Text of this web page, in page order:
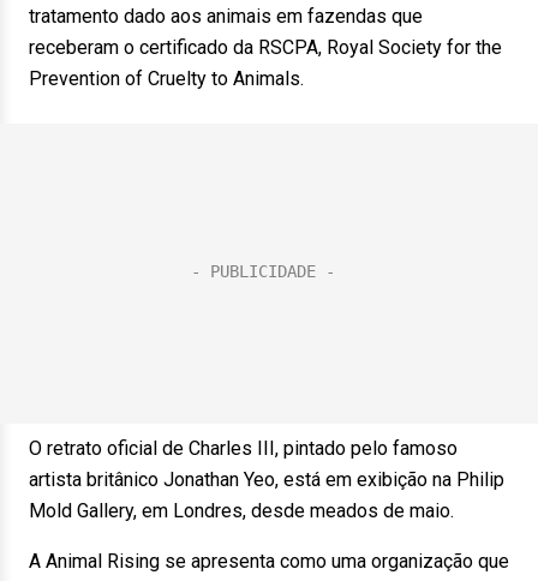
tratamento dado aos animais em fazendas que
receberam o certificado da RSCPA, Royal Society for the
Prevention of Cruelty to Animals.
O retrato oficial de Charles III, pintado pelo famoso
artista britânico Jonathan Yeo, está em exibição na Philip
Mold Gallery, em Londres, desde meados de maio.
A Animal Rising se apresenta como uma organização que